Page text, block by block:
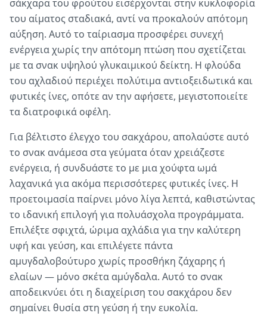
σάκχαρα του φρούτου εισέρχονται στην κυκλοφορία
του αίματος σταδιακά, αντί να προκαλούν απότομη
αύξηση. Αυτό το ταίριασμα προσφέρει συνεχή
ενέργεια χωρίς την απότομη πτώση που σχετίζεται
με τα σνακ υψηλού γλυκαιμικού δείκτη. Η φλούδα
του αχλαδιού περιέχει πολύτιμα αντιοξειδωτικά και
φυτικές ίνες, οπότε αν την αφήσετε, μεγιστοποιείτε
τα διατροφικά οφέλη.
Για βέλτιστο έλεγχο του σακχάρου, απολαύστε αυτό
το σνακ ανάμεσα στα γεύματα όταν χρειάζεστε
ενέργεια, ή συνδυάστε το με μια χούφτα ωμά
λαχανικά για ακόμα περισσότερες φυτικές ίνες. Η
προετοιμασία παίρνει μόνο λίγα λεπτά, καθιστώντας
το ιδανική επιλογή για πολυάσχολα προγράμματα.
Επιλέξτε σφιχτά, ώριμα αχλάδια για την καλύτερη
υφή και γεύση, και επιλέγετε πάντα
αμυγδαλοβούτυρο χωρίς προσθήκη ζάχαρης ή
ελαίων — μόνο σκέτα αμύγδαλα. Αυτό το σνακ
αποδεικνύει ότι η διαχείριση του σακχάρου δεν
σημαίνει θυσία στη γεύση ή την ευκολία.